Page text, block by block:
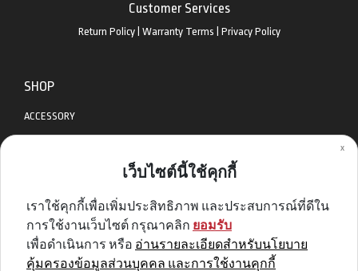
x
เว็บไซต์นี้ใช้คุกกี้
เราใช้คุกกี้เพื่อเพิ่มประสิทธิภาพ และประสบการณ์ที่ดีใน
การใช้งานเว็บไซต์ กรุณาคลิก ยอมรับ
เพื่อดำเนินการ หรือ อ่านรายละเอียดสำหรับนโยบาย
คุ้มครองข้อมูลส่วนบุคคล และการใช้งานคุกกี้
Customer Services
Return Policy| Warranty Terms Privacy Policy
SHOP
ACCESSORY
DIABLO BIKE
GET SPECIAL DEAL & OFFERS